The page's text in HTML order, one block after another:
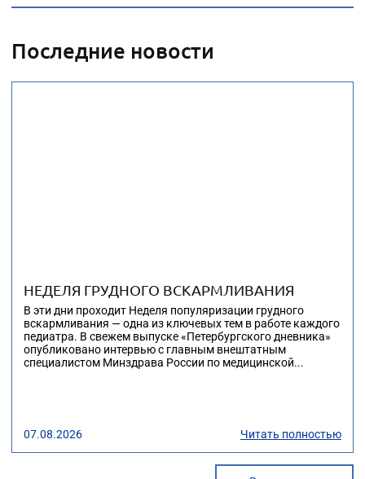
Последние новости
НЕДЕЛЯ ГРУДНОГО ВСКАРМЛИВАНИЯ
В эти дни проходит Неделя популяризации грудного
вскармливания — одна из ключевых тем в работе каждого
педиатра. В свежем выпуске «Петербургского дневника»
опубликовано интервью с главным внештатным
специалистом Минздрава России по медицинской...
07.08.2026 Читать полностью